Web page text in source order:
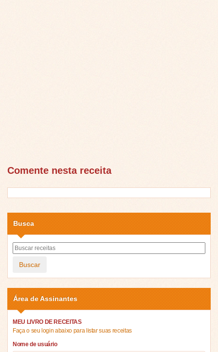
Comente nesta receita
Busca
Buscar
Área de Assinantes
MEU LIVRO DE RECEITAS
Faça o seu login abaixo para listar suas receitas
Nome de usuário